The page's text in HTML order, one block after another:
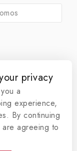
privacy
a
experience,
By continuing
agreeing to